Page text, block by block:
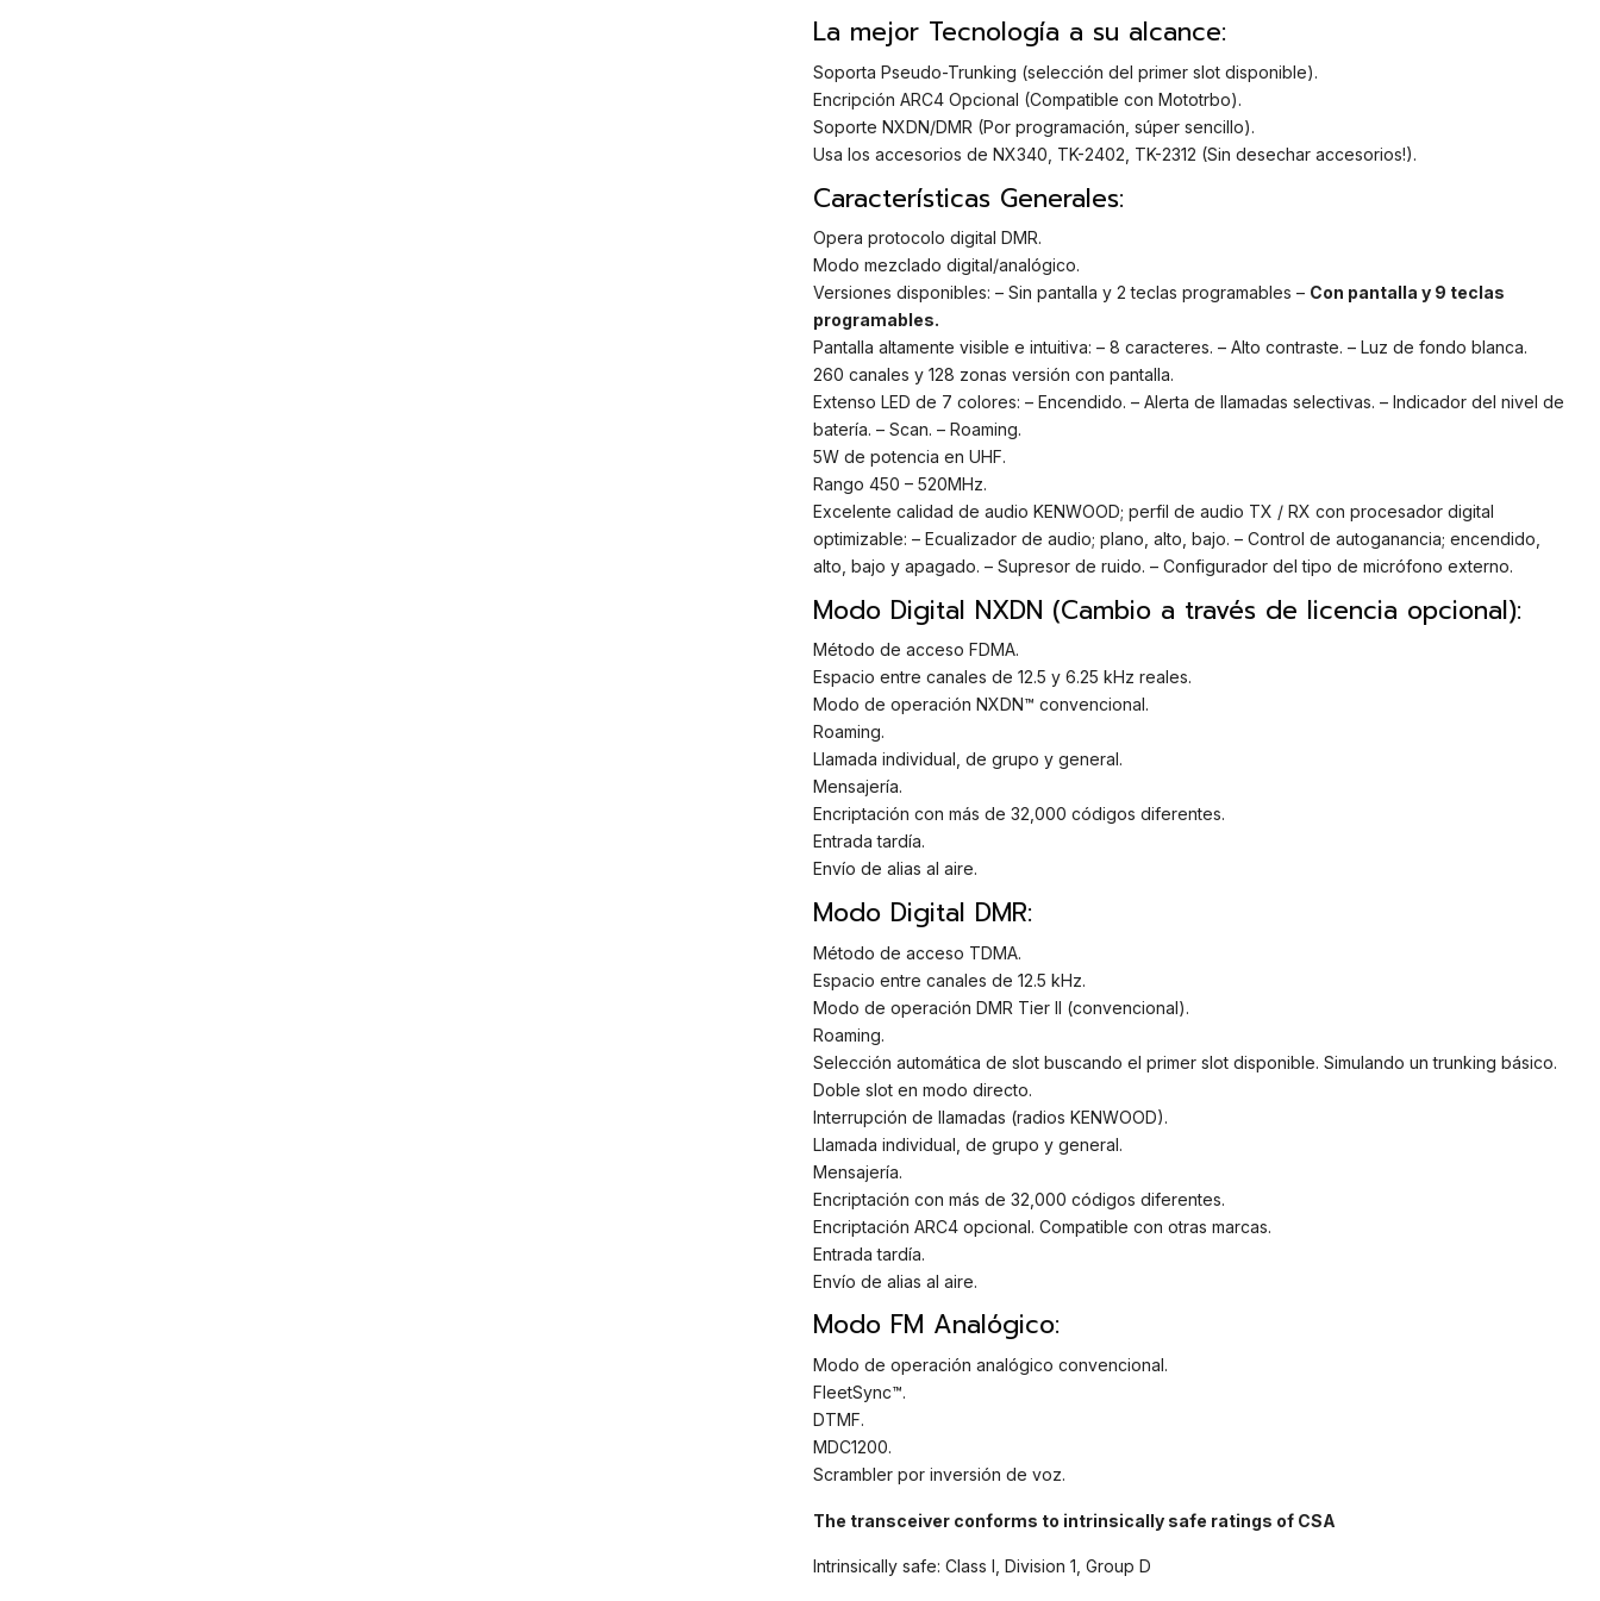
La mejor Tecnología a su alcance:
Soporta Pseudo-Trunking (selección del primer slot disponible).
Encripción ARC4 Opcional (Compatible con Mototrbo).
Soporte NXDN/DMR (Por programación, súper sencillo).
Usa los accesorios de NX340, TK-2402, TK-2312 (Sin desechar accesorios!).
Características Generales:
Opera protocolo digital DMR.
Modo mezclado digital/analógico.
Versiones disponibles: – Sin pantalla y 2 teclas programables – Con pantalla y 9 teclas
programables.
Pantalla altamente visible e intuitiva: – 8 caracteres. – Alto contraste. – Luz de fondo blanca.
260 canales y 128 zonas versión con pantalla.
Extenso LED de 7 colores: – Encendido. – Alerta de llamadas selectivas. – Indicador del nivel de
batería. – Scan. – Roaming.
5W de potencia en UHF.
Rango 450 – 520MHz.
Excelente calidad de audio KENWOOD; perfil de audio TX / RX con procesador digital
optimizable: – Ecualizador de audio; plano, alto, bajo. – Control de autoganancia; encendido,
alto, bajo y apagado. – Supresor de ruido. – Configurador del tipo de micrófono externo.
Modo Digital NXDN (Cambio a través de licencia opcional):
Método de acceso FDMA.
Espacio entre canales de 12.5 y 6.25 kHz reales.
Modo de operación NXDN™ convencional.
Roaming.
Llamada individual, de grupo y general.
Mensajería.
Encriptación con más de 32,000 códigos diferentes.
Entrada tardía.
Envío de alias al aire.
Modo Digital DMR:
Método de acceso TDMA.
Espacio entre canales de 12.5 kHz.
Modo de operación DMR Tier II (convencional).
Roaming.
Selección automática de slot buscando el primer slot disponible. Simulando un trunking básico.
Doble slot en modo directo.
Interrupción de llamadas (radios KENWOOD).
Llamada individual, de grupo y general.
Mensajería.
Encriptación con más de 32,000 códigos diferentes.
Encriptación ARC4 opcional. Compatible con otras marcas.
Entrada tardía.
Envío de alias al aire.
Modo FM Analógico:
Modo de operación analógico convencional.
FleetSync™.
DTMF.
MDC1200.
Scrambler por inversión de voz.
The transceiver conforms to intrinsically safe ratings of CSA
Intrinsically safe: Class I, Division 1, Group D